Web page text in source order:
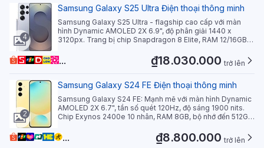
4
Samsung Galaxy S25 Ultra Điện thoại thông minh
Samsung Galaxy S25 Ultra - flagship cao cấp với màn
hình Dynamic AMOLED 2X 6.9", độ phân giải 1440 x
3120px. Trang bị chip Snapdragon 8 Elite, RAM 12/16GB,
50MP + 50MP + 10MP), camera selfie 12MP. Pin
5000mAh, sạc nhanh 45W. Khung titanium grade 5, chống
... ₫18.030.000 trở lên
2
Samsung Galaxy S24 FE Điện thoại thông minh
Samsung Galaxy S24 FE: Mạnh mẽ với màn hình Dynamic
AMOLED 2X 6.7", tần số quét 120Hz, độ sáng 1900 nits.
Chip Exynos 2400e 10 nhân, RAM 8GB, bộ nhớ đến 512GB.
Selfie 10MP. Pin 4700mAh, sạc nhanh 25W. Chống nước
IP68, 5G, NFC. Chạy Android 14, One UI 6.1.
... ₫8.800.000 trở lên